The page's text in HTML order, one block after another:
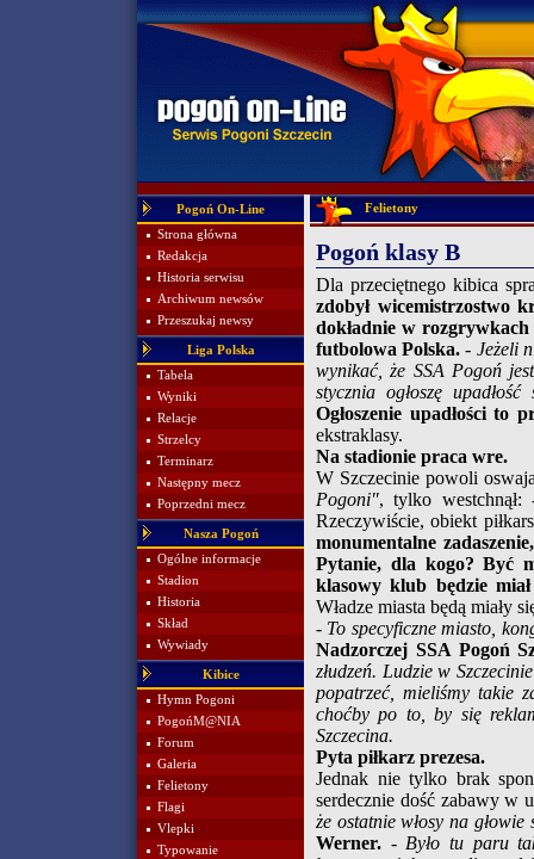
Pogoń On-Line
Strona główna
Redakcja
Historia serwisu
Archiwum newsów
Przeszukaj newsy
Liga Polska
Tabela
Wyniki
Relacje
Strzelcy
Terminarz
Następny mecz
Poprzedni mecz
Nasza Pogoń
Ogólne informacje
Stadion
Historia
Skład
Wywiady
Kibice
Hymn Pogoni
PogońM@NIA
Forum
Galeria
Felietony
Flagi
Vlepki
Typowanie
Felietony
Pogoń klasy B
Dla przeciętnego kibica
zdobył wicemistrzostwo
dokładnie w
futbolowa Polska. - Jeżeli
wynikać, że SSA Pogoń
stycznia ogłoszę upadłość
Ogłoszenie upadłości to
ekstraklasy.
Na stadionie praca wre.
W Szczecinie powoli
Pogoni", tylko westchnął:
Rzeczywiście, obiekt
monumentalne
Pytanie, dla kogo? Być
klasowy klub będzie
Władze miasta będą miały
- To specyficzne miasto,
Nadzorczej SSA Pogoń
złudzeń. Ludzie w
popatrzeć, mieliśmy takie
choćby po to, by się
Szczecina.
Pyta piłkarz prezesa.
Jednak nie tylko brak
serdecznie dość zabawy w
że ostatnie włosy na
Werner. - Było tu paru